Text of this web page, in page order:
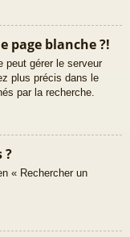
page blanche ?!
peut gérer le serveur
plus précis dans le
par la recherche.
?
« Rechercher un